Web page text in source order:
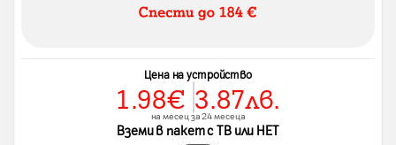
Цена на устройство
1.98€ 3.87лв.
на месец за 24 месеца
Вземи в пакет с ТВ или НЕТ